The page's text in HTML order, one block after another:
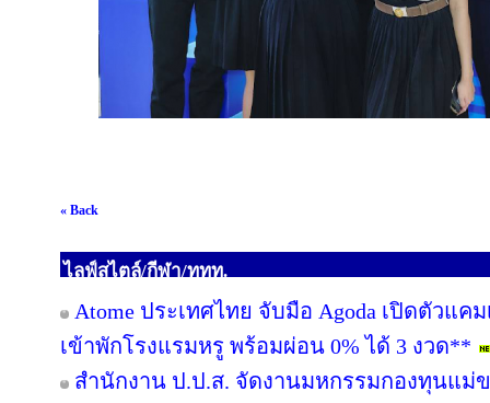
« Back
ไลฟ์สไตล์/กีฬา/ททท.
Atome ประเทศไทย จับมือ Agoda เปิดตัวแ
เข้าพักโรงแรมหรู พร้อมผ่อน 0% ได้ 3 งวด**
สำนักงาน ป.ป.ส. จัดงานมหกรรมกองทุนแม่